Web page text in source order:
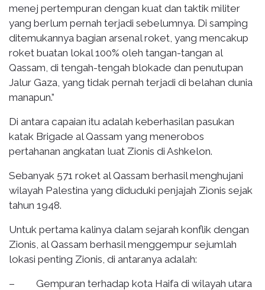
menej pertempuran dengan kuat dan taktik militer
yang berlum pernah terjadi sebelumnya. Di samping
ditemukannya bagian arsenal roket, yang mencakup
roket buatan lokal 100% oleh tangan-tangan al
Qassam, di tengah-tengah blokade dan penutupan
Jalur Gaza, yang tidak pernah terjadi di belahan dunia
manapun.”
Di antara capaian itu adalah keberhasilan pasukan
katak Brigade al Qassam yang menerobos
pertahanan angkatan luat Zionis di Ashkelon.
Sebanyak 571 roket al Qassam berhasil menghujani
wilayah Palestina yang diduduki penjajah Zionis sejak
tahun 1948.
Untuk pertama kalinya dalam sejarah konflik dengan
Zionis, al Qassam berhasil menggempur sejumlah
lokasi penting Zionis, di antaranya adalah:
– Gempuran terhadap kota Haifa di wilayah utara